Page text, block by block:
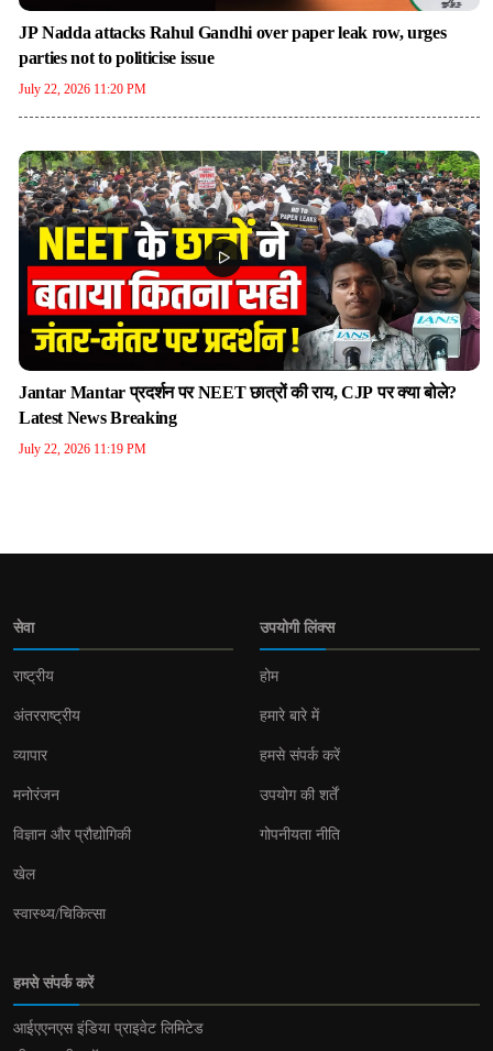
JP Nadda attacks Rahul Gandhi over paper leak row, urges
parties not to politicise issue
July 22, 2026 11:20 PM
Jantar Mantar प्रदर्शन पर NEET छात्रों की राय, CJP पर क्या बोले?
Latest News Breaking
July 22, 2026 11:19 PM
सेवा
राष्ट्रीय
अंतरराष्ट्रीय
व्यापार
मनोरंजन
विज्ञान और प्रौद्योगिकी
खेल
स्वास्थ्य/चिकित्सा
उपयोगी लिंक्स
होम
हमारे बारे में
हमसे संपर्क करें
उपयोग की शर्तें
गोपनीयता नीति
हमसे संपर्क करें
आईएएनएस इंडिया प्राइवेट लिमिटेड